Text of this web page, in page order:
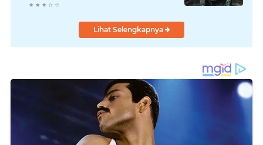
Ledoktempuro
Lihat Selengkapnya